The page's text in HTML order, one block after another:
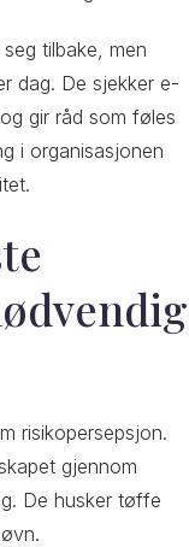
tilbake, men
dag. De sjekker e-
gir råd som føles
i organisasjonen
risikopersepsjon.
gjennom
De husker tøffe